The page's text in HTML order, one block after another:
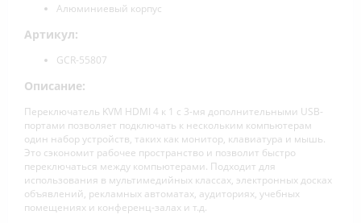
Алюминиевый корпус
Артикул:
GCR-55807
Описание:
Переключатель KVM HDMI 4 к 1 с 3-мя дополнительными USB-
портами позволяет подключать к нескольким компьютерам
один набор устройств, таких как монитор, клавиатура и мышь.
Это сэкономит рабочее пространство и позволит быстро
переключаться между компьютерами. Подходит для
использования в мультимедийных классах, электронных досках
объявлений, рекламных автоматах, аудиториях, учебных
помещениях и конференц-залах и т.д.